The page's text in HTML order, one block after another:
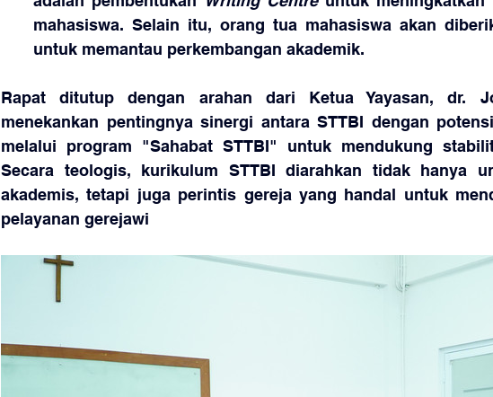
mahasiswa. Selain itu, orang tua mahasiswa akan
untuk memantau perkembangan akademik.
Rapat ditutup dengan arahan dari Ketua Yayasan, dr.
menekankan pentingnya sinergi antara STTBI dengan
melalui program "Sahabat STTBI" untuk mendukung
Secara teologis, kurikulum STTBI diarahkan tidak hanya
akademis, tetapi juga perintis gereja yang handal untuk
pelayanan gerejawi